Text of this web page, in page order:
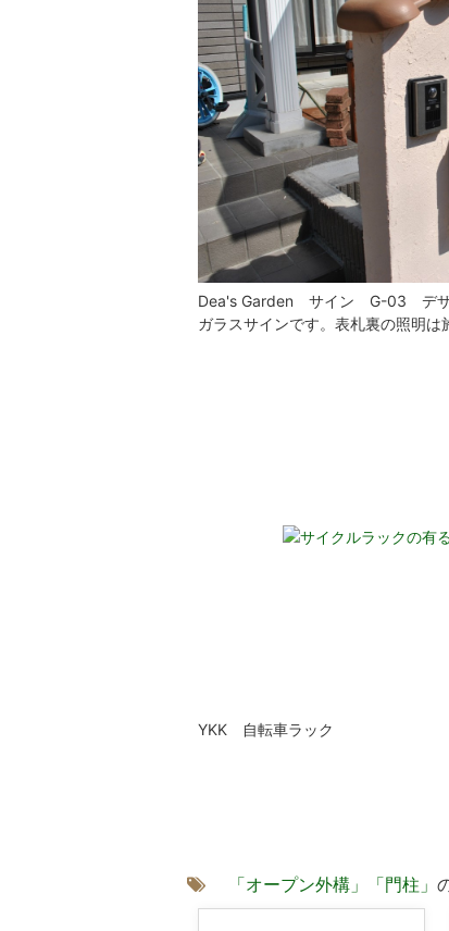
Dea's Garden サイン G-03 デザ
ガラスサインです。表札裏の照明は
YKK 自転車ラック
「オープン外構」 「門柱」